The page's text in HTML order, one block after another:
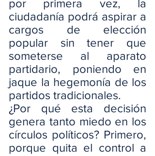
por primera vez, la
ciudadanía podrá aspirar a
cargos de elección
popular sin tener que
someterse al aparato
partidario, poniendo en
jaque la hegemonía de los
partidos tradicionales.
¿Por qué esta decisión
genera tanto miedo en los
círculos políticos? Primero,
porque quita el control a